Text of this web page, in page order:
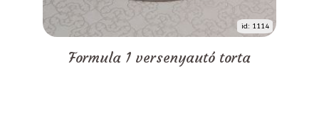
id: 1114
Formula 1 versenyautó torta